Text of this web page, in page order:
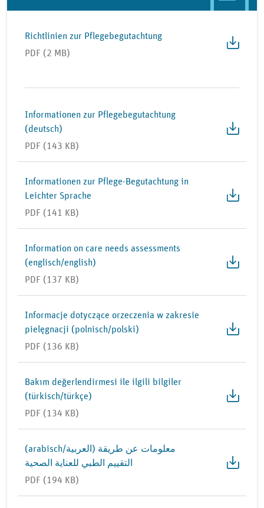
Richtlinien zur Pflegebegutachtung
PDF (2 MB)
Informationen zur Pflegebegutachtung
(deutsch)
PDF (143 KB)
Informationen zur Pflege-Begutachtung in
Leichter Sprache
PDF (141 KB)
Information on care needs assessments
(englisch/english)
PDF (137 KB)
Informacje dotyczące orzeczenia w zakresie
pielęgnacji (polnisch/polski)
PDF (136 KB)
Bakım değerlendirmesi ile ilgili bilgiler
(türkisch/türkçe)
PDF (134 KB)
(arabisch/العربية) معلومات عن طريقة
التقييم الطبي للعناية الصحية
PDF (194 KB)